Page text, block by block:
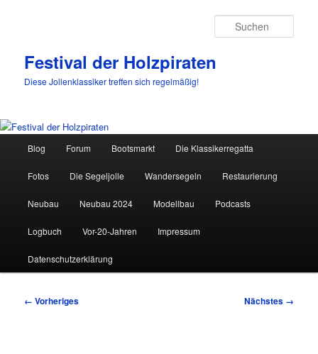
Festival der Holzpiraten
Diese Jollenklassiker treffen sich regelmäßig!
Zum
primären
Inhalt
springen
Blog Forum Bootsmarkt Die Klassikerregatta
Fotos Die Segeljolle Wandersegeln Restaurierung
Neubau Neubau 2024 Modellbau Podcasts
Logbuch Vor-20-Jahren Impressum
Datenschutzerklärung
Bilder-
← Vorheriges Nächstes →